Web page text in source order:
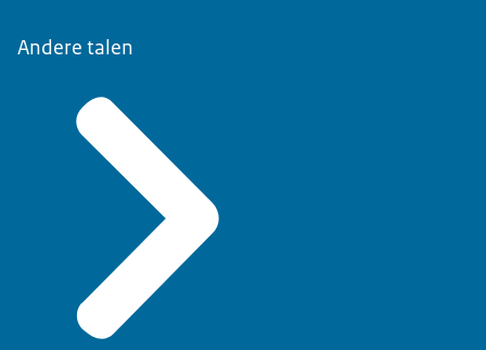
Andere talen